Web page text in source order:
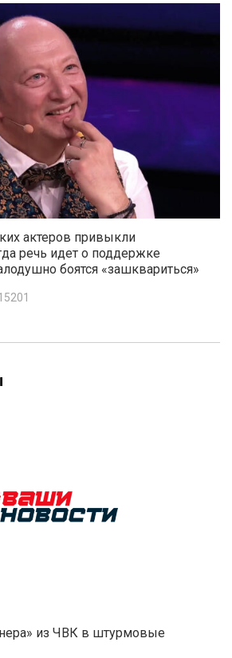
актеров привыкли
речь идет о поддержке
боятся «зашквариться»
из ЧВК в штурмовые